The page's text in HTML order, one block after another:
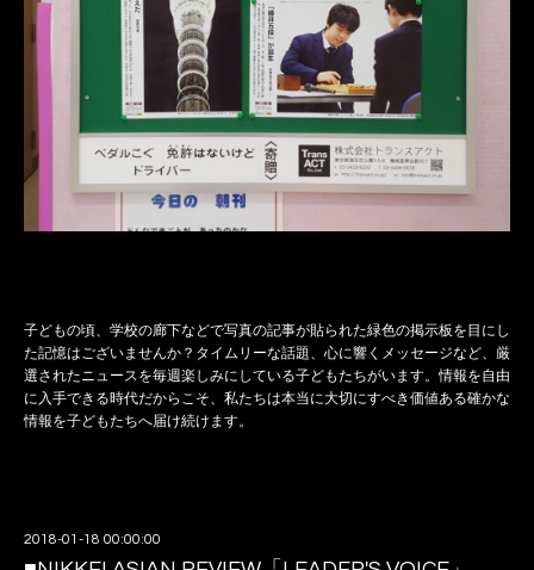
子どもの頃、学校の廊下などで写真の記事が貼られた緑色の掲示板を目にし
た記憶はございませんか？タイムリーな話題、心に響くメッセージなど、厳
選されたニュースを毎週楽しみにしている子どもたちがいます。情報を自由
に入手できる時代だからこそ、私たちは本当に大切にすべき価値ある確かな
情報を子どもたちへ届け続けます。
2018-01-18 00:00:00